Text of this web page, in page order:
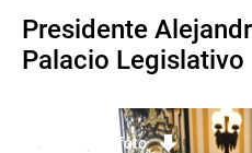
Presidente
Palacio Legislativo
Descargar foto